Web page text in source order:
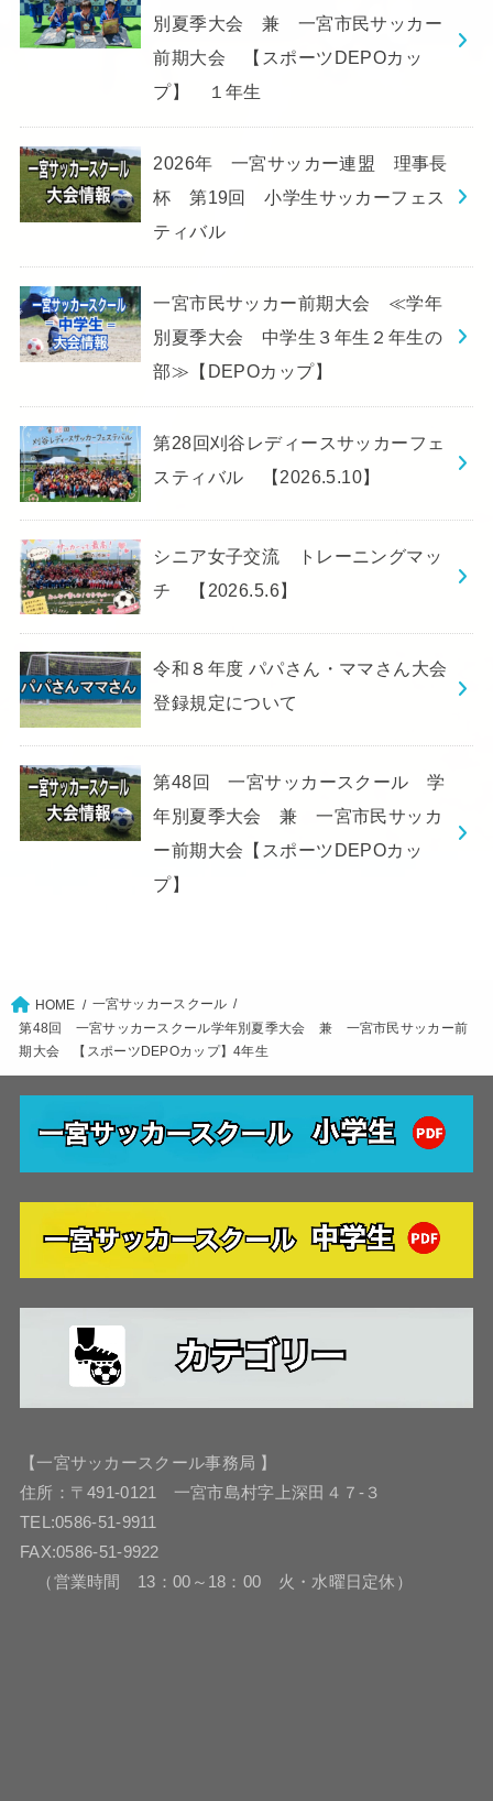
別夏季大会 兼 一宮市民サッカー
前期大会 【スポーツDEPOカッ
プ】 １年生
2026年 一宮サッカー連盟 理事長
杯 第19回 小学生サッカーフェス
ティバル
一宮市民サッカー前期大会 ≪学年
別夏季大会 中学生３年生２年生の
部≫【DEPOカップ】
第28回刈谷レディースサッカーフェ
スティバル 【2026.5.10】
シニア女子交流 トレーニングマッ
チ 【2026.5.6】
令和８年度 パパさん・ママさん大会
登録規定について
第48回 一宮サッカースクール 学
年別夏季大会 兼 一宮市民サッカ
ー前期大会【スポーツDEPOカッ
プ】
HOME
一宮サッカースクール
第48回 一宮サッカースクール学年別夏季大会 兼 一宮市民サッカー前
期大会 【スポーツDEPOカップ】4年生
【一宮サッカースクール事務局 】
住所：〒491-0121 一宮市島村字上深田４７-３
TEL:0586-51-9911
FAX:0586-51-9922
（営業時間 13：00～18：00 火・水曜日定休）